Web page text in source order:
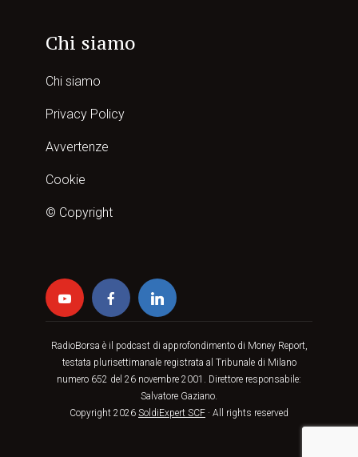
Chi siamo
Chi siamo
Privacy Policy
Avvertenze
Cookie
© Copyright
RadioBorsa è il podcast di approfondimento di Money Report,
testata plurisettimanale registrata al Tribunale di Milano
numero 652 del 26 novembre 2001. Direttore responsabile:
Salvatore Gaziano.
Copyright 2026 SoldiExpert SCF · All rights reserved